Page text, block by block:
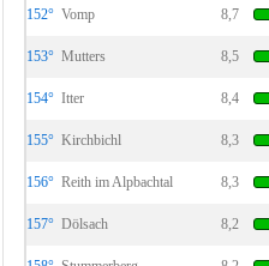
152° Vomp 8,7
153° Mutters 8,5
154° Itter 8,4
155° Kirchbichl 8,3
156° Reith im Alpbachtal 8,3
157° Dölsach 8,2